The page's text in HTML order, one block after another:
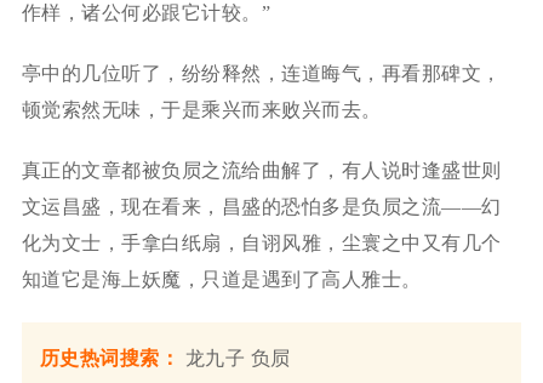
作样，诸公何必跟它计较。”
亭中的几位听了，纷纷释然，连道晦气，再看那碑文，
顿觉索然无味，于是乘兴而来败兴而去。
真正的文章都被负屃之流给曲解了，有人说时逢盛世则
文运昌盛，现在看来，昌盛的恐怕多是负屃之流——幻
化为文士，手拿白纸扇，自诩风雅，尘寰之中又有几个
知道它是海上妖魔，只道是遇到了高人雅士。
历史热词搜索： 龙九子 负屃